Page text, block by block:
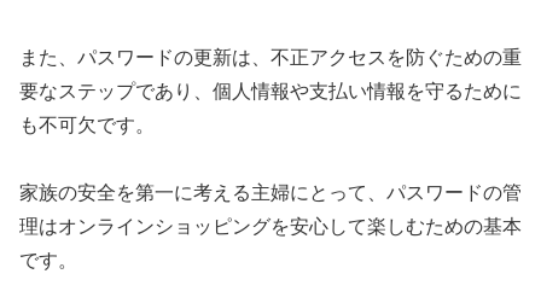
また、パスワードの更新は、不正アクセスを防ぐための重
要なステップであり、個人情報や支払い情報を守るために
も不可欠です。
家族の安全を第一に考える主婦にとって、パスワードの管
理はオンラインショッピングを安心して楽しむための基本
です。